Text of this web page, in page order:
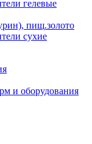
гелевые
пищ.золото
сухие
и оборудования